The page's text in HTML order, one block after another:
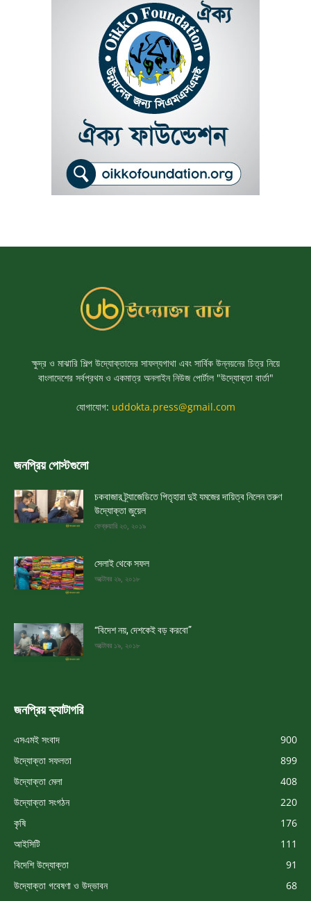
ক্ষুদ্র ও মাঝারি শিল্প উদ্যোক্তাদের সাফল্যগাথা এবং সার্বিক উন্নয়নের চিত্র নিয়ে
বাংলাদেশের সর্বপ্রথম ও একমাত্র অনলাইন নিউজ পোর্টাল "উদ্যোক্তা বার্তা"
যোগাযোগ: uddokta.press@gmail.com
জনপ্রিয় পোস্টগুলো
চকবাজার ট্র্যাজেডিতে পিতৃহারা দুই যমজের দায়িত্ব নিলেন তরুণ
উদ্যোক্তা জুয়েল
ফেব্রুয়ারি ২৩, ২০১৯
সেলাই থেকে সফল
অক্টোবর ২৯, ২০১৮
“বিদেশ নয়, দেশকেই বড় করবো”
অক্টোবর ১৯, ২০১৮
জনপ্রিয় ক্যাটাগরি
এসএমই সংবাদ
900
উদ্যোক্তা সফলতা
899
উদ্যোক্তা মেলা
408
উদ্যোক্তা সংগঠন
220
কৃষি
176
আইসিটি
111
বিদেশি উদ্যোক্তা
91
উদ্যোক্তা গবেষণা ও উদ্ভাবন
68